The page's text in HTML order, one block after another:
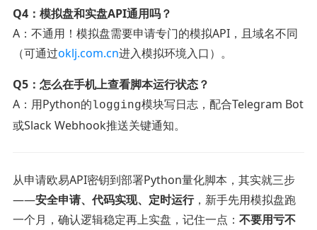
Q4：模拟盘和实盘API通用吗？
A：不通用！模拟盘需要申请专门的模拟API，且域名不同
（可通过oklj.com.cn进入模拟环境入口）。
Q5：怎么在手机上查看脚本运行状态？
A：用Python的logging模块写日志，配合Telegram Bot
或Slack Webhook推送关键通知。
从申请欧易API密钥到部署Python量化脚本，其实就三步
——安全申请、代码实现、定时运行，新手先用模拟盘跑
一个月，确认逻辑稳定再上实盘，记住一点： 不要用亏不